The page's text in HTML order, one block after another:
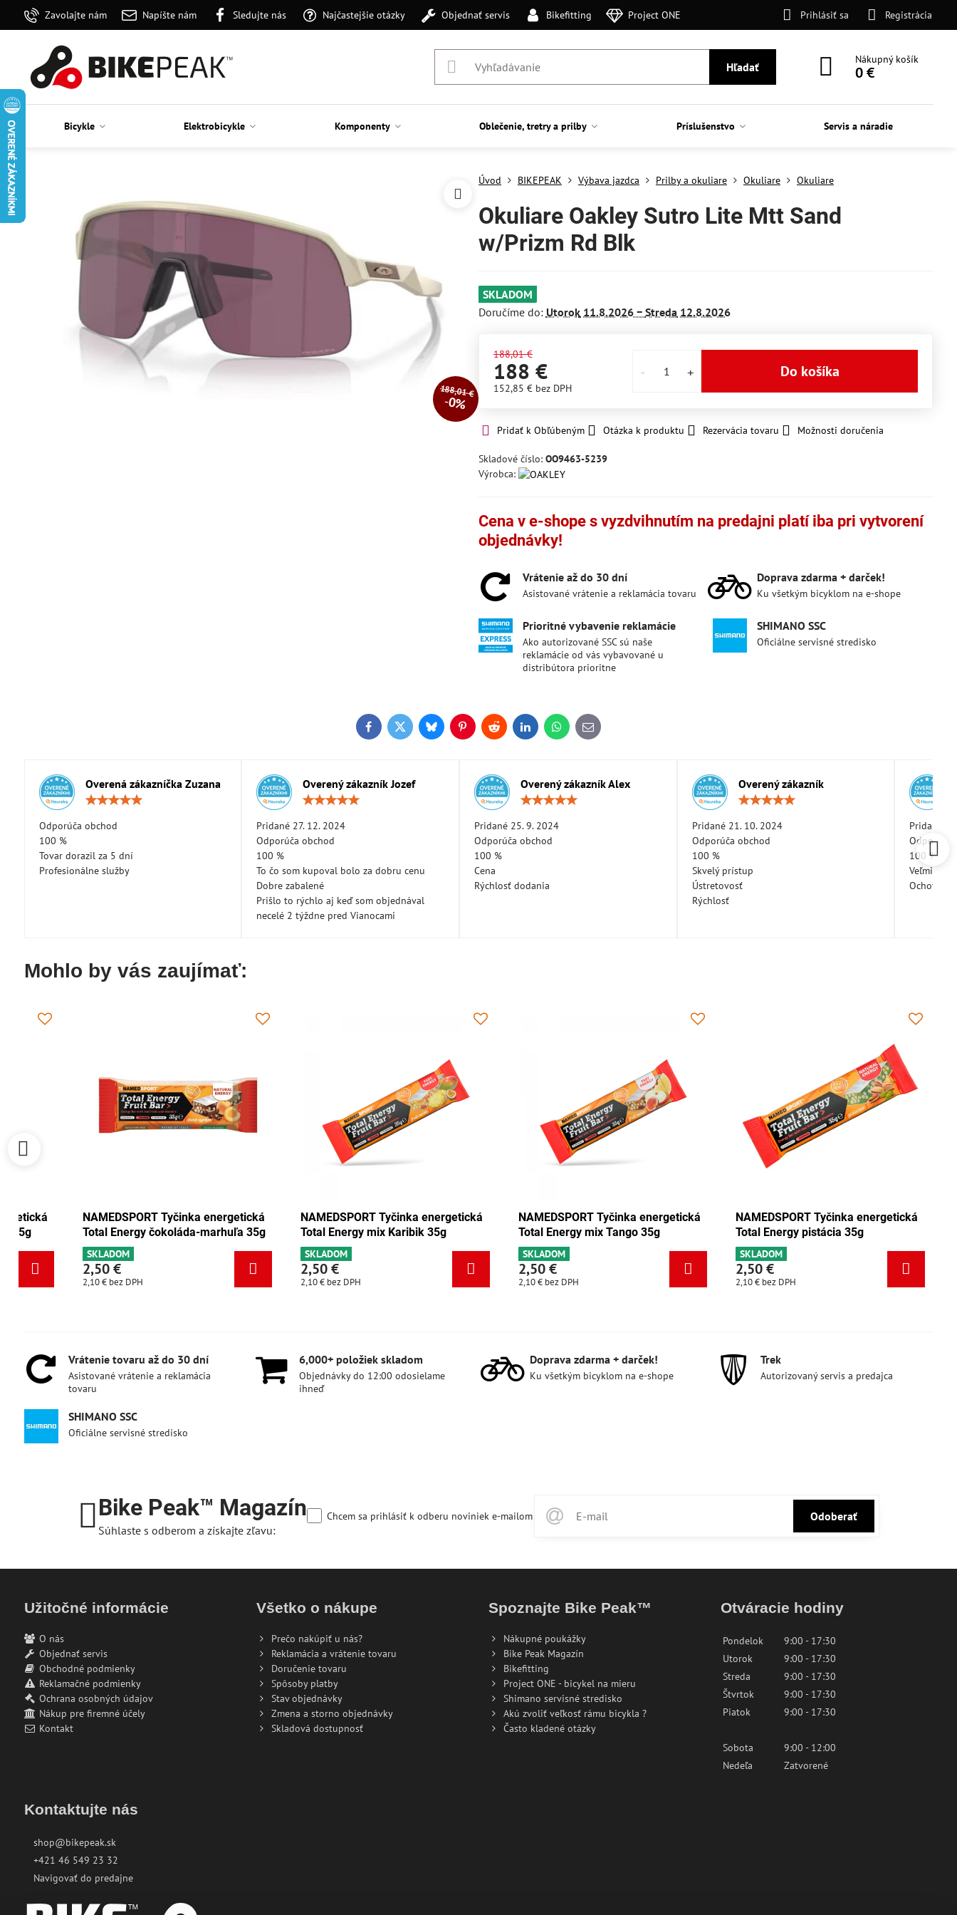
Zavolajte nám Napíšte nám Sledujte nás Najčastejšie otázky Objednať servis Bikefitting Project ONE Prihlásiť sa Registrácia
Hľadať
Nákupný košík
0 €
Bicykle Elektrobicykle Komponenty Oblečenie, tretry a prilby Príslušenstvo Servis a náradie
188,01 €
0%
Úvod BIKEPEAK Výbava jazdca Prilby a okuliare Okuliare Okuliare
Okuliare Oakley Sutro Lite Mtt Sand
w/Prizm Rd Blk
SKLADOM
Doručíme do: Utorok11.8.2026 − Streda12.8.2026
188,01 €
188 €
152,85 € bez DPH
Do košíka
Pridať k Obľúbeným Otázka k produktu Rezervácia tovaru Možnosti doručenia
Skladové číslo: OO9463-5239
Výrobca:
Cena v e-shope s vyzdvihnutím na predajni platí iba pri vytvorení
objednávky!
Vrátenie až do 30 dní
Asistované vrátenie a reklamácia tovaru
Doprava zdarma + darček!
Ku všetkým bicyklom na e-shope
Prioritné vybavenie reklamácie
Ako autorizované SSC sú naše
reklamácie od vás vybavované u
distribútora prioritne
SHIMANO SSC
Oficiálne servisné stredisko
FacebookTwitterBlueskyPinterestRedditLinkedInWhatsApp
E-
mail
Overená zákazníčka Zuzana
Odporúča obchod
100 %
Tovar dorazil za 5 dní
Profesionálne služby
Overený zákazník Jozef
Pridané 27. 12. 2024
Odporúča obchod
100 %
To čo som kupoval bolo za dobru cenu
Dobre zabalené
Prišlo to rýchlo aj keď som objednával
necelé 2 týždne pred Vianocami
Overený zákazník Alex
Pridané 25. 9. 2024
Odporúča obchod
100 %
Cena
Rýchlosť dodania
Overený zákazník
Pridané 21. 10. 2024
Odporúča obchod
100 %
Skvelý prístup
Ústretovosť
Rýchlosť
Pridané
Odporúča
100 %
Veľmi
Ochotná
Mohlo by vás zaujímať:
NAMEDSPORT Tyčinka energetická
Total Energy brusnica-orech 35g
SKLADOM
2,50 €
bez DPH
NAMEDSPORT Tyčinka energetická
Total Energy čokoláda-marhuľa 35g
SKLADOM
2,50 €
bez DPH
NAMEDSPORT Tyčinka energetická
Total Energy mix Karibik 35g
SKLADOM
2,50 €
bez DPH
NAMEDSPORT Tyčinka energetická
Total Energy mix Tango 35g
SKLADOM
2,50 €
bez DPH
SKLADOM
2,50 €
Vrátenie tovaru až do 30 dní
Asistované vrátenie a reklamácia
tovaru
6,000+ položiek skladom
Objednávky do 12:00 odosielame
ihneď
Doprava zdarma + darček!
Ku všetkým bicyklom na e-shope
Trek
Autorizovaný servis a predajca
SHIMANO SSC
Oficiálne servisné stredisko
Bike Peak™ Magazín
Súhlaste s odberom a získajte zľavu:
Odoberať
Chcem sa prihlásiť k odberu noviniek e-mailom
Užitočné informácie
O nás
Objednať servis
Obchodné podmienky
Reklamačné podmienky
Ochrana osobných údajov
Nákup pre firemné účely
Kontakt
Všetko o nákupe
Prečo nakúpiť u nás?
Reklamácia a vrátenie tovaru
Doručenie tovaru
Spôsoby platby
Stav objednávky
Zmena a storno objednávky
Skladová dostupnosť
Spoznajte Bike Peak™
Nákupné poukážky
Bike Peak Magazín
Bikefitting
Project ONE - bicykel na mieru
Shimano servisné stredisko
Akú zvoliť veľkosť rámu bicykla ?
Často kladené otázky
Otváracie hodiny
Pondelok
9:00 - 17:30
Utorok
9:00 - 17:30
Streda
9:00 - 17:30
Štvrtok
9:00 - 17:30
Piatok
9:00 - 17:30
Sobota
9:00 - 12:00
Nedeľa
Zatvorené
Kontaktujte nás
shop@bikepeak.sk
+421 46 549 23 32
Navigovať do predajne